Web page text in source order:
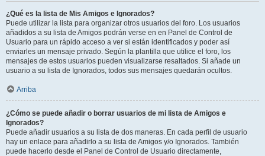
¿Qué es la lista de Mis Amigos e Ignorados?
Puede utilizar la lista para organizar otros usuarios del foro. Los usuarios
añadidos a su lista de Amigos podrán verse en en Panel de Control de
Usuario para un rápido acceso a ver si están identificados y poder así
enviarles un mensaje privado. Según la plantilla que utilice el foro, los
mensajes de estos usuarios pueden visualizarse resaltados. Si añade un
usuario a su lista de Ignorados, todos sus mensajes quedarán ocultos.
Arriba
¿Cómo se puede añadir o borrar usuarios de mi lista de Amigos e
Ignorados?
Puede añadir usuarios a su lista de dos maneras. En cada perfil de usuario
hay un enlace para añadirlo a su lista de Amigos y/o Ignorados. También
puede hacerlo desde el Panel de Control de Usuario directamente,